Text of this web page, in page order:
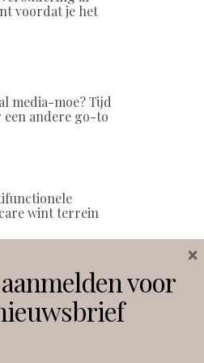
voordat je het
media-moe? Tijd
een andere go-to
wint terrein
voor
×